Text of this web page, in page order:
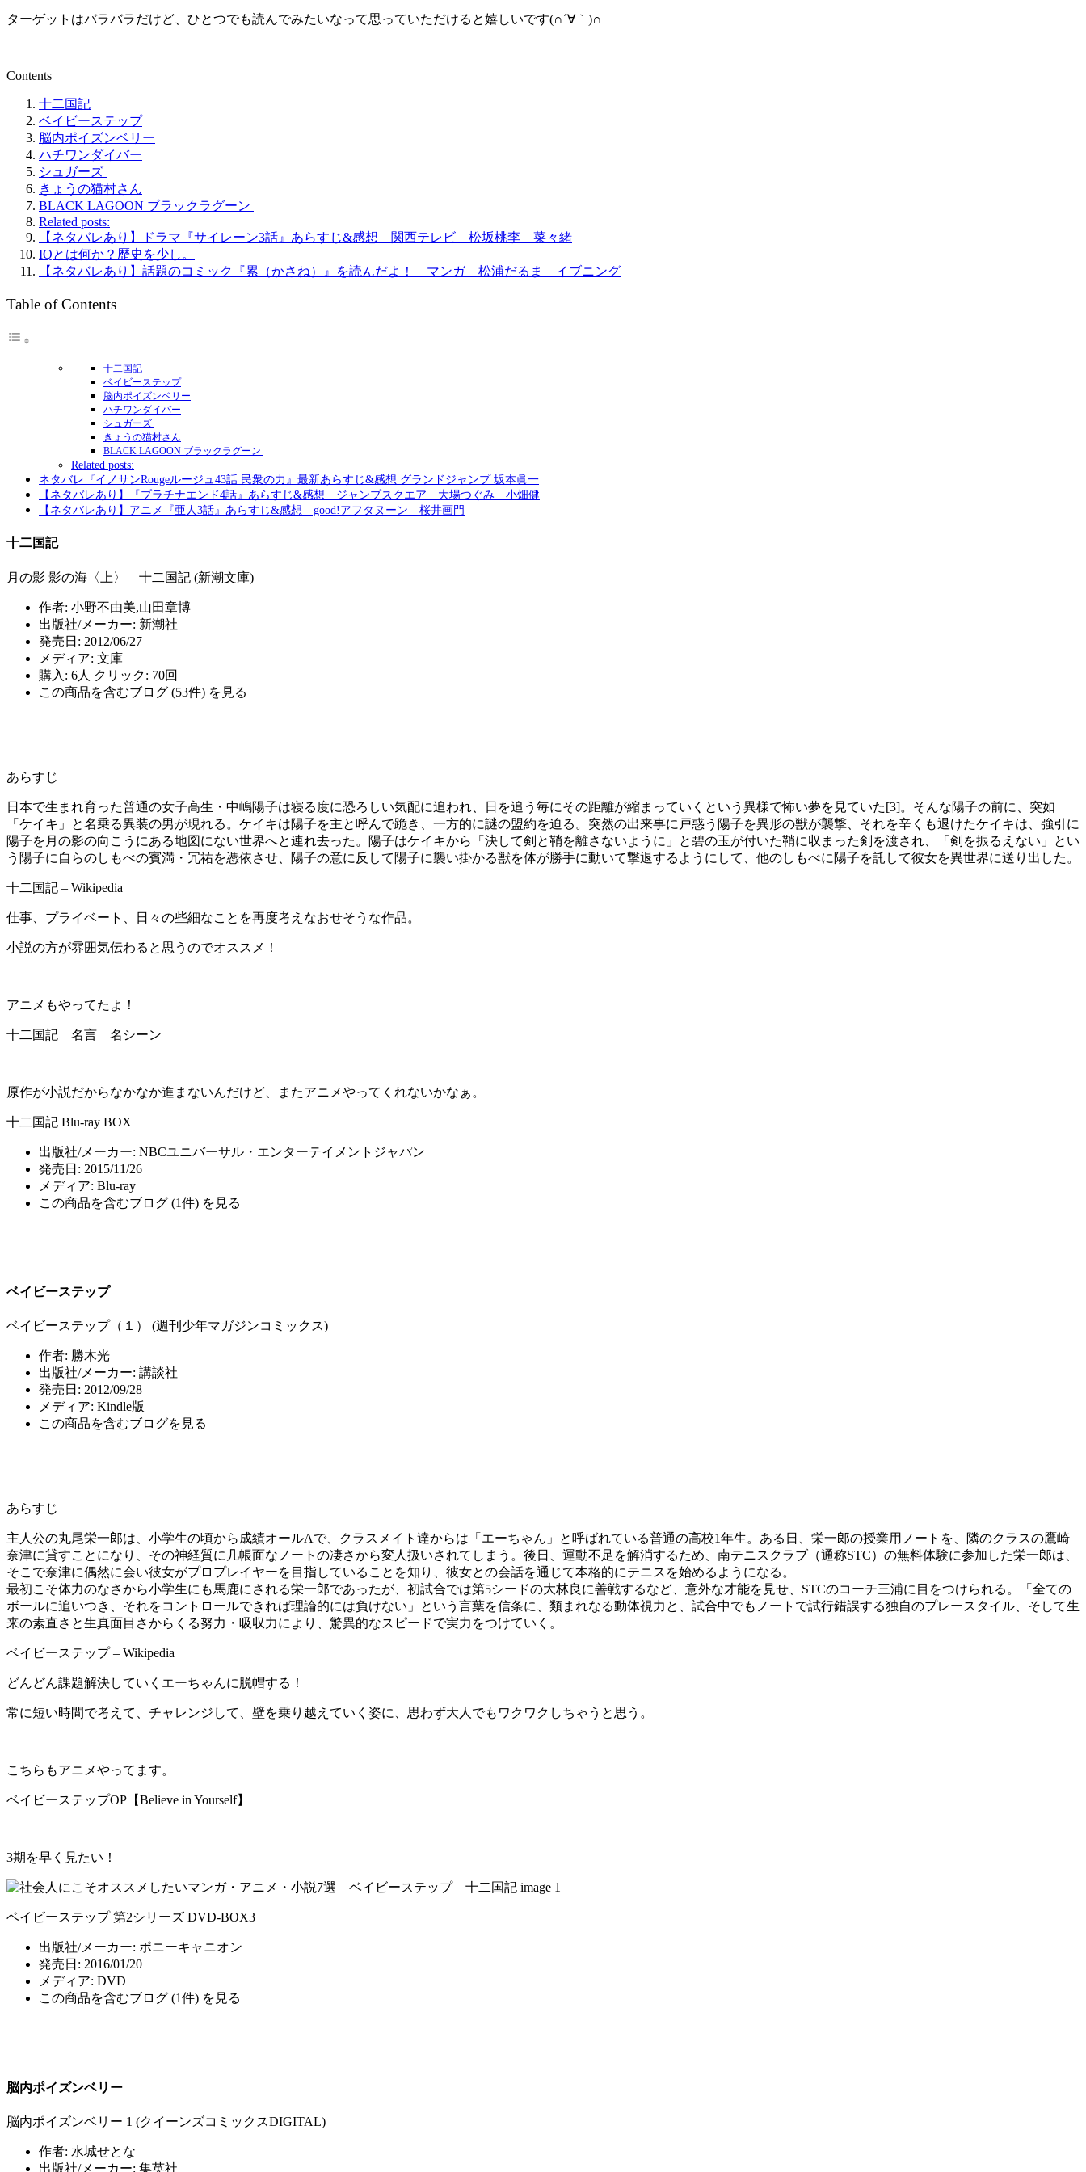
ターゲットはバラバラだけど、ひとつでも読んでみたいなって思っていただけると嬉しいです(∩´∀｀)∩
Contents
十二国記
ベイビーステップ
脳内ポイズンベリー
ハチワンダイバー
シュガーズ
きょうの猫村さん
BLACK LAGOON ブラックラグーン
Related posts:
【ネタバレあり】ドラマ『サイレーン3話』あらすじ&感想 関西テレビ 松坂桃李 菜々緒
IQとは何か？歴史を少し。
【ネタバレあり】話題のコミック『累（かさね）』を読んだよ！ マンガ 松浦だるま イブニング
Table of Contents
十二国記
ベイビーステップ
脳内ポイズンベリー
ハチワンダイバー
シュガーズ
きょうの猫村さん
BLACK LAGOON ブラックラグーン
Related posts:
ネタバレ『イノサンRougeルージュ43話 民衆の力』最新あらすじ&感想 グランドジャンプ 坂本眞一
【ネタバレあり】『プラチナエンド4話』あらすじ&感想 ジャンプスクエア 大場つぐみ 小畑健
【ネタバレあり】アニメ『亜人3話』あらすじ&感想 good!アフタヌーン 桜井画門
十二国記
月の影 影の海〈上〉―十二国記 (新潮文庫)
作者: 小野不由美,山田章博
出版社/メーカー: 新潮社
発売日: 2012/06/27
メディア: 文庫
購入 : 6人 クリック: 70回
この商品を含むブログ (53件) を見る
あらすじ
日本で生まれ育った普通の女子高生・中嶋陽子は寝る度に恐ろしい気配に追われ、日を追う毎にその距離が縮まっていくという異様で怖い夢を見ていた[3]。そんな陽子の前に、突如
「ケイキ」と名乗る異装の男が現れる。ケイキは陽子を主と呼んで跪き、一方的に謎の盟約を迫る。突然の出来事に戸惑う陽子を異形の獣が襲撃、それを辛くも退けたケイキは、強引に
陽子を月の影の向こうにある地図にない世界へと連れ去った。陽子はケイキから「決して剣と鞘を離さないように」と碧の玉が付いた鞘に収まった剣を渡され、「剣を振るえない」とい
う陽子に自らのしもべの賓満・冗祐を憑依させ、陽子の意に反して陽子に襲い掛かる獣を体が勝手に動いて撃退するようにして、他のしもべに陽子を託して彼女を異世界に送り出した。
十二国記 – Wikipedia
仕事、プライベート、日々の些細なことを再度考えなおせそうな作品。
小説の方が雰囲気伝わると思うのでオススメ！
アニメもやってたよ！
十二国記 名言 名シーン
原作が小説だからなかなか進まないんだけど、またアニメやってくれないかなぁ。
十二国記 Blu-ray BOX
出版社/メーカー: NBCユニバーサル・エンターテイメントジャパン
発売日: 2015/11/26
メディア: Blu-ray
この商品を含むブログ (1件) を見る
ベイビーステップ
ベイビーステップ（１） (週刊少年マガジンコミックス)
作者: 勝木光
出版社/メーカー: 講談社
発売日: 2012/09/28
メディア: Kindle版
この商品を含むブログを見る
あらすじ
主人公の丸尾栄一郎は、小学生の頃から成績オールAで、クラスメイト達からは「エーちゃん」と呼ばれている普通の高校1年生。ある日、栄一郎の授業用ノートを、隣のクラスの鷹崎
奈津に貸すことになり、その神経質に几帳面なノートの凄さから変人扱いされてしまう。後日、運動不足を解消するため、南テニスクラブ（通称STC）の無料体験に参加した栄一郎は、
そこで奈津に偶然に会い彼女がプロプレイヤーを目指していることを知り、彼女との会話を通じて本格的にテニスを始めるようになる。
最初こそ体力のなさから小学生にも馬鹿にされる栄一郎であったが、初試合では第5シードの大林良に善戦するなど、意外な才能を見せ、STCのコーチ三浦に目をつけられる。「全ての
ボールに追いつき、それをコントロールできれば理論的には負けない」という言葉を信条に、類まれなる動体視力と、試合中でもノートで試行錯誤する独自のプレースタイル、そして生
来の素直さと生真面目さからくる努力・吸収力により、驚異的なスピードで実力をつけていく。
ベイビーステップ – Wikipedia
どんどん課題解決していくエーちゃんに脱帽する！
常に短い時間で考えて、チャレンジして、壁を乗り越えていく姿に、思わず大人でもワクワクしちゃうと思う。
こちらもアニメやってます。
ベイビーステップOP【Believe in Yourself】
3期を早く見たい！
ベイビーステップ 第2シリーズ DVD-BOX3
出版社/メーカー: ポニーキャニオン
発売日: 2016/01/20
メディア: DVD
この商品を含むブログ (1件) を見る
脳内ポイズンベリー
脳内ポイズンベリー 1 (クイーンズコミックスDIGITAL)
作者: 水城せとな
出版社/メーカー: 集英社